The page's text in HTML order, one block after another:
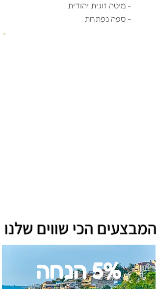
- מיטה זוגית יהודית
- ספה נפתחת
המבצעים הכי שווים שלנו
5% הנחה